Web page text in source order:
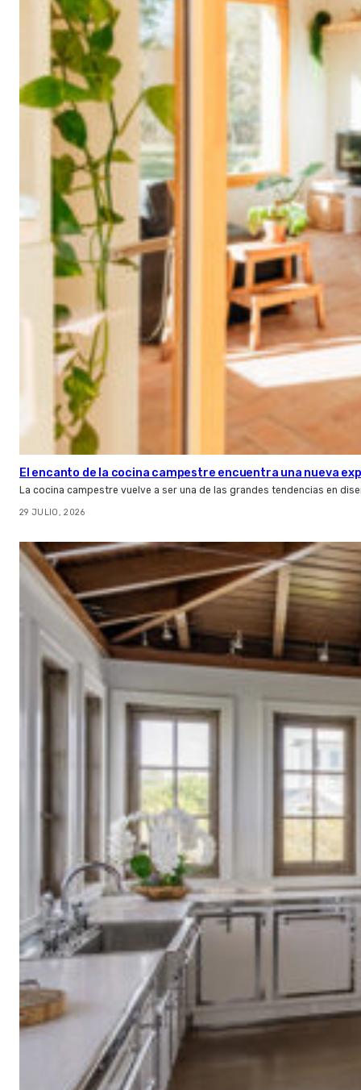
El encanto de la cocina campestre encuentra una nueva
La cocina campestre vuelve a ser una de las grandes tendencias en
29 JULIO, 2026